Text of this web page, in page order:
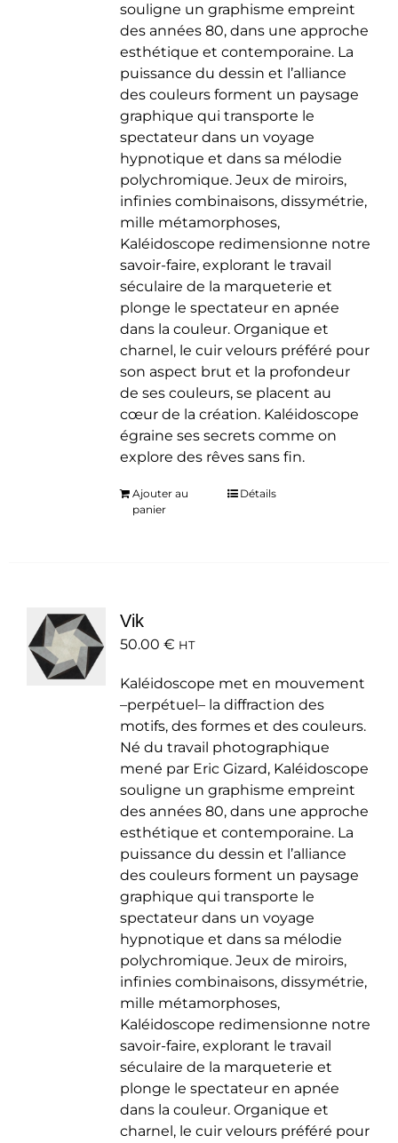
souligne un graphisme empreint
des années 80, dans une approche
esthétique et contemporaine. La
puissance du dessin et l’alliance
des couleurs forment un paysage
graphique qui transporte le
spectateur dans un voyage
hypnotique et dans sa mélodie
polychromique. Jeux de miroirs,
infinies combinaisons, dissymétrie,
mille métamorphoses,
Kaléidoscope redimensionne notre
savoir-faire, explorant le travail
séculaire de la marqueterie et
plonge le spectateur en apnée
dans la couleur. Organique et
charnel, le cuir velours préféré pour
son aspect brut et la profondeur
de ses couleurs, se placent au
cœur de la création. Kaléidoscope
égraine ses secrets comme on
explore des rêves sans fin.
Ajouter au
panier
Détails
Vik
50.00 € HT
Kaléidoscope met en mouvement
–perpétuel– la diffraction des
motifs, des formes et des couleurs.
Né du travail photographique
mené par Eric Gizard, Kaléidoscope
souligne un graphisme empreint
des années 80, dans une approche
esthétique et contemporaine. La
puissance du dessin et l’alliance
des couleurs forment un paysage
graphique qui transporte le
spectateur dans un voyage
hypnotique et dans sa mélodie
polychromique. Jeux de miroirs,
infinies combinaisons, dissymétrie,
mille métamorphoses,
Kaléidoscope redimensionne notre
savoir-faire, explorant le travail
séculaire de la marqueterie et
plonge le spectateur en apnée
dans la couleur. Organique et
charnel, le cuir velours préféré pour